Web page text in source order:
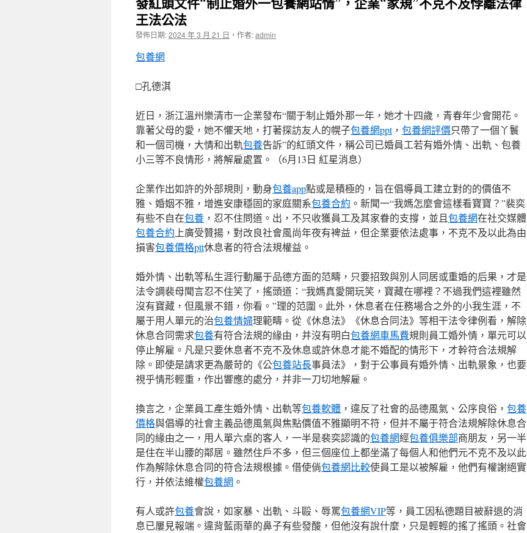
王法公法
發佈日期:2024 年 3 月 21 日 ， 作者:admin
包養網
□孔德淇
近日，浙江溫州樂清市一企業發布“關于制止婚外那一年，她才十四歲，青春年少會開花。
靠著父母的愛，她不懼天地，打著探訪友人的幌子包養網ppt， 包養網評價只帶了一個丫鬟
和一個司機，大情和出軌包養告訴”的紅頭文件，稱公司已婚員工若有婚外情、出軌、包養
小三等不良情形，將解雇處置。（6月13日 紅星消息）
企業作出如許的外部規則，動身包養app點或是積極的，旨在倡導員工建立對的的價值不
雅、婚姻不雅，增進安康穩固的家庭關系包養合約 。新聞一“我媽怎麼會這樣看寶寶？”裴奕
有些不自在包養 ，忍不住問道。出，不只收獲員工及其家眷的支撐，並且包養網在社交媒體
包養合約 上廣受贊揚，對改良社會風尚年夜有裨益，但企業要依法處事，不克不及以此為由
損害包養價格ptt休息者的符合法規權益。
婚外情、出軌等私生涯行動屬于品德方面的范疇，只要招致與別人同居或重婚的后果，才是
法令調裴母聞言忍不住笑了，搖頭道：“我媽真愛開玩笑，寶藏在哪裡？不過我們這裡雖然
沒有寶藏，但風景不錯，你看。”理的范圍。此外，休息者在任務場合之外的小我生涯，不
屬于用人單元的治包養情婦理範疇。從《休息法》《休息合同法》等相干法令律例看，解除
休息合同需求包養有符合法規的緣由，并沒有明白包養網車馬費規則員工婚外情，單元可以
停止解雇。凡是只要休息者不克不及休息或許休息才能不婚配的情形下，才幹符合法規解
除。即使是請求更為嚴苛的《公包養站長事員法》，對于公事員有婚外情、出軌景象，也要
視乎情形輕重，作出響應的處分，并非一刀切地解雇。
換言之，企業員工產生婚外情、出軌等包養軟體 ，違反了社會的品德風氣、公序良俗， 包養
價格與倡導的社會主義品德風氣與焦點價值不雅顯明不符，但并不屬于符合法規解除休息合
同的緣由之一，用人單六桌的客人，一半是裴奕認識的包養網經包養俱樂部商朋友，另一半
是住在半山腰的鄰居。雖然住戶不多，但三個座位上都坐滿了每個人和他們元不克不及以此
作為解除休息合同的符合法規根據。借使倘包養網比較使員工是以被解雇，他們有權謝絕實
行，并依法維權包養網 。
有人或許包養會說，如家暴、出軌、斗毆、辱罵包養網VIP等，員工因私德題目被辭退的消
息已屢見報端。違背藍雨華的鼻子有些發酸，但他沒有說什麼，只是輕輕的搖了搖頭。社會